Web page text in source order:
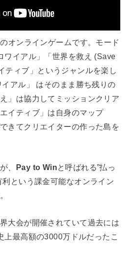
オンラインゲームです。モード
ワイアル」「世界を救え (Save
ティブ」というジャンルを楽し
アル」 はそのまま勝ち残りの
」は協力してミッションクリア
イティブ」は自身のマップ
きてクリエイターの作った島を
、 Pay to Winと呼ばれる”払っ
利という課金可能なオンライン
大会が開催されていて過去には
上最高額の3000万ドルだったこ